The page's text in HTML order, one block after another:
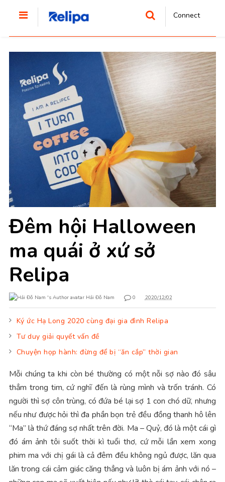
Connect
Đêm hội Halloween
ma quái ở xứ sở
Relipa
Hải Đỗ Nam 0 2020/12/02
Ký ức Hạ Long 2020 cùng đại gia đình Relipa
Tư duy giải quyết vấn đề
Chuyện họp hành: đừng để bị “ăn cắp” thời gian
Mỗi chúng ta khi còn bé thường có một nỗi sợ nào đó sâu
thẳm trong tim, cứ nghĩ đến là rùng mình và trốn tránh. Có
người thì sợ côn trùng, có đứa bé lại sợ 1 con chó dữ, nhưng
nếu như được hỏi thì đa phần bọn trẻ đều đồng thanh hô lên
“Ma” là thứ đáng sợ nhất trên đời. Ma – Quỷ, đó là một cái gì
đó ám ảnh tôi suốt thời kì tuổi thơ, cứ mỗi lần xem xong
phim ma với chị gái là cả đêm đều không ngủ được, lăn qua
lăn trong cái cảm giác căng thẳng và luôn bị ám ảnh với nó –